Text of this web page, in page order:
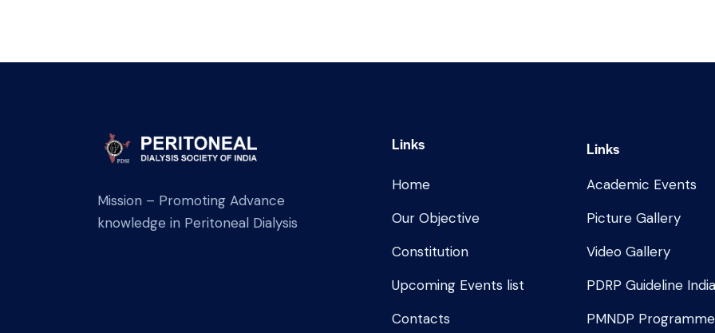
Mission – Promoting Advance
knowledge in Peritoneal Dialysis
Links
Home
Our Objective
Constitution
Upcoming Events list
Contacts
Links
Academic Events
Picture Gallery
Video Gallery
PDRP Guideline India
PMNDP Programme